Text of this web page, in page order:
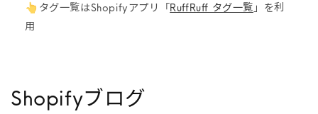
👆️タグ一覧はShopifyアプリ「RuffRuff タグ一覧」を利
用
Shopifyブログ